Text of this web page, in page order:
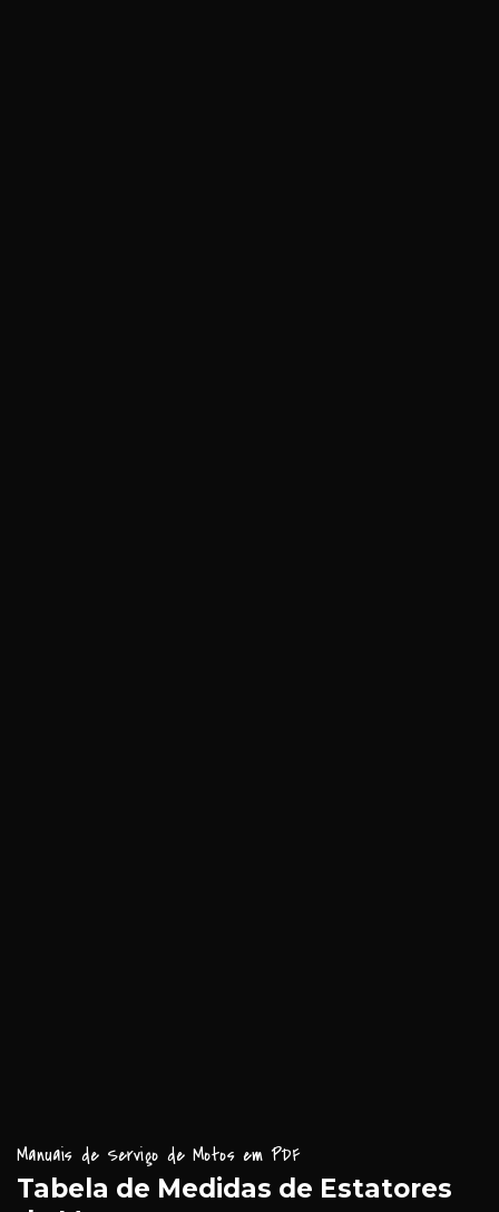
Manuais de Serviço de Motos em PDF
Tabela de Medidas de Estatores